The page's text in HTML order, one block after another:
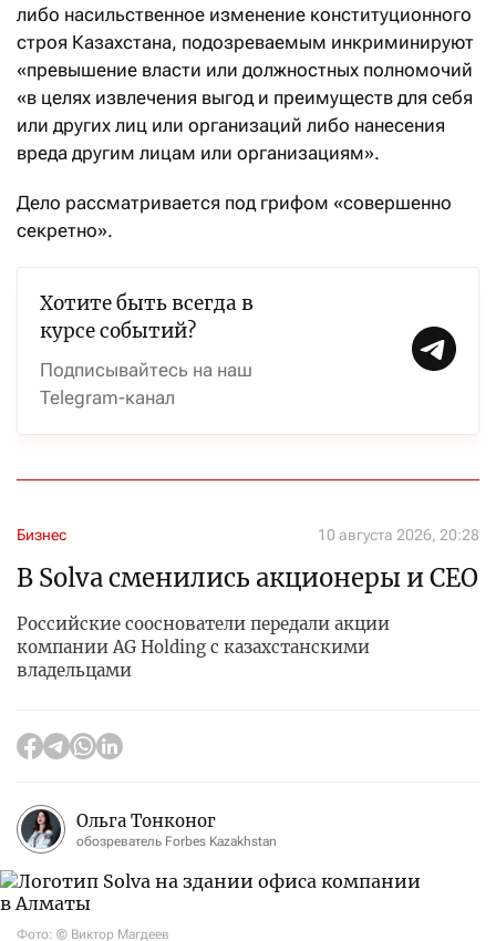
либо насильственное изменение конституционного
строя Казахстана, подозреваемым инкриминируют
«превышение власти или должностных полномочий
«в целях извлечения выгод и преимуществ для себя
или других лиц или организаций либо нанесения
вреда другим лицам или организациям».
Дело рассматривается под грифом «совершенно
секретно».
Хотите быть всегда в
курсе событий?
Подписывайтесь на наш
Telegram-канал
Бизнес 10 августа 2026, 20:28
В Solva сменились акционеры и CEO
Российские сооснователи передали акции
компании AG Holding с казахстанскими
владельцами
Ольга Тонконог
обозреватель Forbes Kazakhstan
Фото: © Виктор Магдеев